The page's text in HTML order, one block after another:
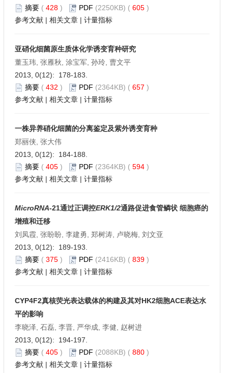
摘要 ( 428 ) PDF (2250KB) ( 605 )
参考文献 | 相关文章 | 计量指标
亚硝化细菌原生质体化学诱变育种研究
董玉玮, 张雁秋, 涂宝军, 孙玲, 曹文平
2013, 0(12): 178-183.
摘要 ( 432 ) PDF (2364KB) ( 657 )
参考文献 | 相关文章 | 计量指标
一株异养硝化细菌的分离鉴定及紫外诱变育种
郑丽侠, 张大伟
2013, 0(12): 184-188.
摘要 ( 405 ) PDF (2364KB) ( 594 )
参考文献 | 相关文章 | 计量指标
MicroRNA-21通过正调控ERK1/2通路促进食管鳞状 细胞癌的
增殖和迁移
刘凤霞, 张盼盼, 李建勇, 郑树涛, 卢晓梅, 刘文亚
2013, 0(12): 189-193.
摘要 ( 375 ) PDF (2416KB) ( 839 )
参考文献 | 相关文章 | 计量指标
CYP4F2真核荧光表达载体的构建及其对HK2细胞ACE表达水
平的影响
李晓泽, 石磊, 李晋, 严华成, 李健, 赵树进
2013, 0(12): 194-197.
摘要 ( 405 ) PDF (2088KB) ( 880 )
参考文献 | 相关文章 | 计量指标